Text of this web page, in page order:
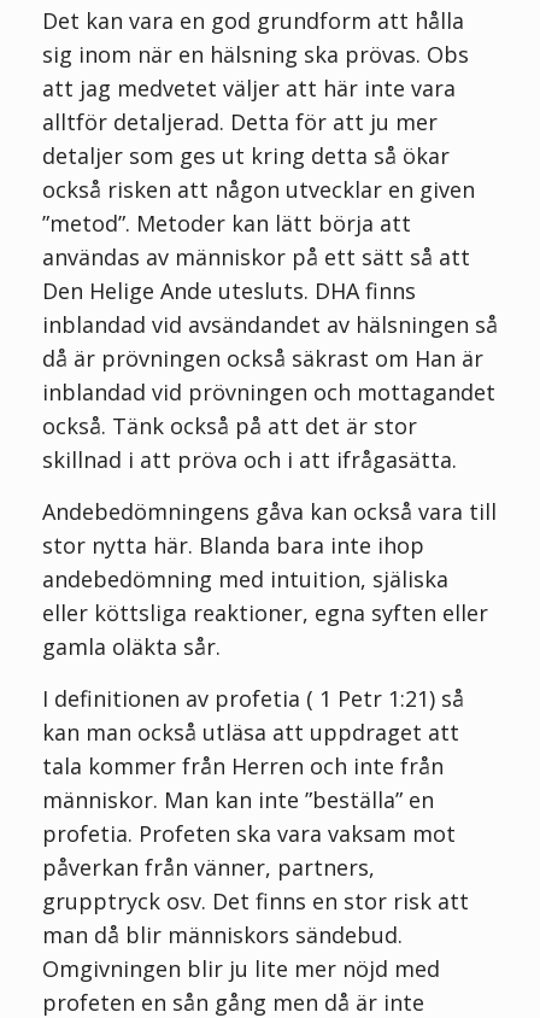
Det kan vara en god grundform att hålla
sig inom när en hälsning ska prövas. Obs
att jag medvetet väljer att här inte vara
alltför detaljerad. Detta för att ju mer
detaljer som ges ut kring detta så ökar
också risken att någon utvecklar en given
”metod”. Metoder kan lätt börja att
användas av människor på ett sätt så att
Den Helige Ande utesluts. DHA finns
inblandad vid avsändandet av hälsningen så
då är prövningen också säkrast om Han är
inblandad vid prövningen och mottagandet
också. Tänk också på att det är stor
skillnad i att pröva och i att ifrågasätta.
Andebedömningens gåva kan också vara till
stor nytta här. Blanda bara inte ihop
andebedömning med intuition, själiska
eller köttsliga reaktioner, egna syften eller
gamla oläkta sår.
I definitionen av profetia ( 1 Petr 1:21) så
kan man också utläsa att uppdraget att
tala kommer från Herren och inte från
människor. Man kan inte ”beställa” en
profetia. Profeten ska vara vaksam mot
påverkan från vänner, partners,
grupptryck osv. Det finns en stor risk att
man då blir människors sändebud.
Omgivningen blir ju lite mer nöjd med
profeten en sån gång men då är inte